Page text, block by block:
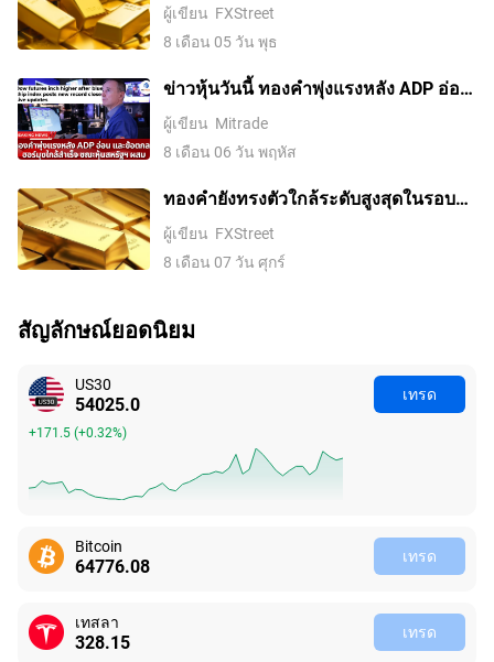
สหรัฐอ่อนค่าลงจากความหวังในข้อตกลง
อิหร่านและการเก็งการขึ้นดอกเบี้ยของ
เฟดที่ลดลง
ผู้เขียน FXStreet
8 เดือน 05 วัน พุธ
ข่าวหุ้นวันนี้ ทองคำพุ่งแรงหลัง ADP อ่อน
และข้อตกลงฮอร์มุซใกล้สำเร็จ ขณะหุ้น
สหรัฐฯ ผสม
ผู้เขียน Mitrade
8 เดือน 06 วัน พฤหัส
ทองคำยังทรงตัวใกล้ระดับสูงสุดในรอบ
เจ็ดสัปดาห์ ตลาดรอดีลช่องแคบฮอร์มุซ
ผู้เขียน FXStreet
8 เดือน 07 วัน ศุกร์
สัญลักษณ์ยอดนิยม
US30
54025.0
+171.5(+0.32%)
เทรด
Bitcoin
64776.08 เทรด
เทสลา
328.15 เทรด